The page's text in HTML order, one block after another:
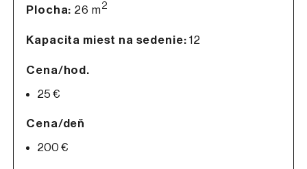
Plocha: 26 m2
Kapacita miest na sedenie:12
Cena/hod.
25 €
Cena/deň
200 €